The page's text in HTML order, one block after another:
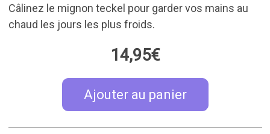
Câlinez le mignon teckel pour garder vos mains au
chaud les jours les plus froids.
14,95€
Ajouter au panier